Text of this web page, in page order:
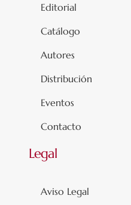
Editorial
Catálogo
Autores
Distribución
Eventos
Contacto
Legal
Aviso Legal